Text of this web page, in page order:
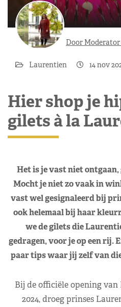
Door Moderator
Laurentien 14 nov
Hier shop je
gilets à la
Het is je vast niet
Mocht je niet zo vaak in
vast wel gesignaleerd bij
ook helemaal bij haar
we de gilets die
gedragen, voor je op een rij.
paar tips waar jij zelf van
Bij de officiële opening
2024, droeg prinses